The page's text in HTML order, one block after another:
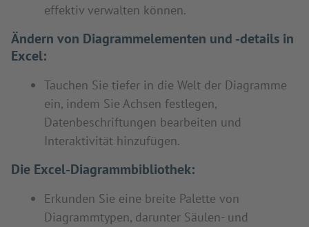
effektiv verwalten können.
Ändern von Diagrammelementen und -details in
Excel:
Tauchen Sie tiefer in die Welt der Diagramme
ein, indem Sie Achsen festlegen,
Datenbeschriftungen bearbeiten und
Interaktivität hinzufügen.
Die Excel-Diagrammbibliothek:
Erkunden Sie eine breite Palette von
Diagrammtypen, darunter Säulen- und